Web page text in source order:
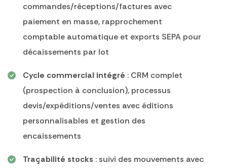
commandes/réceptions/factures avec
paiement en masse, rapprochement
comptable automatique et exports SEPA pour
décaissements par lot
Cycle commercial intégré : CRM complet
(prospection à conclusion), processus
devis/expéditions/ventes avec éditions
personnalisables et gestion des
encaissements
Traçabilité stocks : suivi des mouvements avec